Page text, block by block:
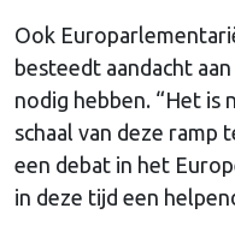
Ook
besteedt aandacht
nodig hebben. “Het is
schaal van deze ramp
een debat in het
in deze tijd een